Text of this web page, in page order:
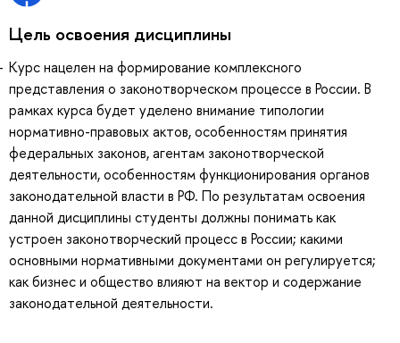
Цель освоения дисциплины
Курс нацелен на формирование комплексного
представления о законотворческом процессе в России. В
рамках курса будет уделено внимание типологии
нормативно-правовых актов, особенностям принятия
федеральных законов, агентам законотворческой
деятельности, особенностям функционирования органов
законодательной власти в РФ. По результатам освоения
данной дисциплины студенты должны понимать как
устроен законотворческий процесс в России; какими
основными нормативными документами он регулируется;
как бизнес и общество влияют на вектор и содержание
законодательной деятельности.